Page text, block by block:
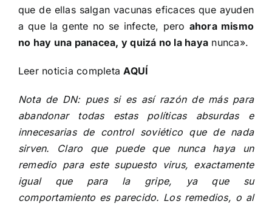
que de ellas salgan vacunas eficaces que ayuden
a que la gente no se infecte, pero ahora mismo
no hay una panacea, y quizá no la haya nunca».
Leer noticia completaAQUÍ
Nota de DN: pues si es así razón de más para
abandonar todas estas políticas absurdas e
innecesarias de control soviético que de nada
sirven. Claro que puede que nunca haya un
remedio para este supuesto virus, exactamente
igual que para la gripe, ya que su
comportamiento es parecido. Los remedios, o al